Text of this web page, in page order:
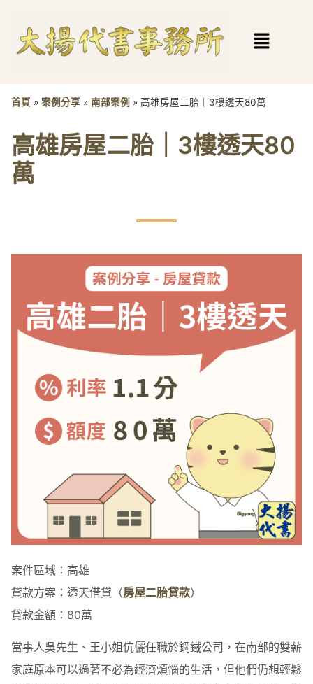
首頁 » 案例分享 » 南部案例 » 高雄房屋二胎｜3樓透天80萬
高雄房屋二胎｜3樓透天80
萬
案件區域：高雄
貸款方案：透天借貸（房屋二胎貸款）
貸款金額：80萬
當事人吳先生、王小姐伉儷任職於鋼鐵公司，在南部的雙薪
家庭原本可以過著不必為經濟煩惱的生活，但他們仍想輕鬆